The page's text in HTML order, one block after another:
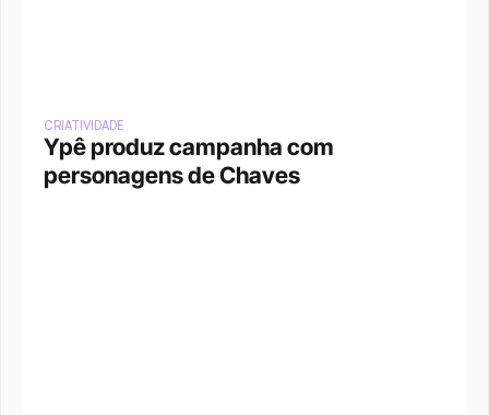
CRIATIVIDADE
Ypê produz campanha com
personagens de Chaves